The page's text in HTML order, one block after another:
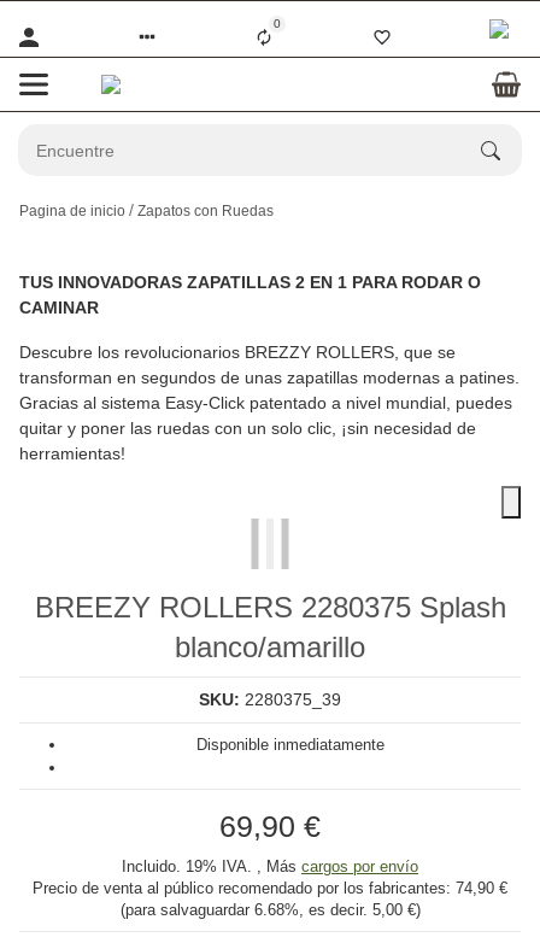
0
Pagina de inicio Zapatos con Ruedas
TUS INNOVADORAS ZAPATILLAS 2 EN 1 PARA RODAR O
CAMINAR
Descubre los revolucionarios BREZZY ROLLERS , que se
transforman en segundos de unas zapatillas modernas a patines.
Gracias al sistema Easy-Click patentado a nivel mundial, puedes
quitar y poner las ruedas con un solo clic, ¡sin necesidad de
herramientas!
BREEZY ROLLERS 2280375 Splash
blanco/amarillo
SKU: 2280375_39
Disponible inmediatamente
69,90 €
Incluido. 19% IVA. , Más cargos por envío
Precio de venta al público recomendado por los fabricantes: 74,90 €
(para salvaguardar 6.68%, es decir. 5,00 €)